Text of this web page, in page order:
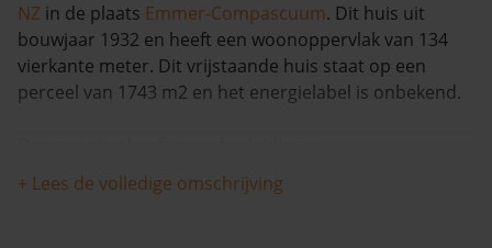
NZ in de plaats Emmer-Compascuum. Dit huis uit
bouwjaar 1932 en heeft een woonoppervlak van 134
vierkante meter. Dit vrijstaande huis staat op een
perceel van 1743 m2 en het energielabel is onbekend.
koopsominformatie en is met meer dan 15% in waarde
gestegen in de afgelopen 12 maanden. De woning is
+ Lees de volledige omschrijving